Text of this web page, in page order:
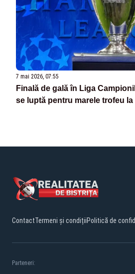
7 mai 2026, 07:55
Finală de gală în Liga
se luptă pentru marele trofeu
ContactTermeni și condițiiPolitică de
Parteneri: